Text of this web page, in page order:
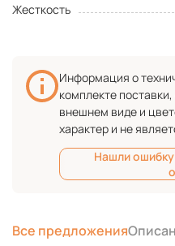
Жесткость
Информация о
комплекте
внешнем виде и
характер и не
Нашли ошибку
Все предложения